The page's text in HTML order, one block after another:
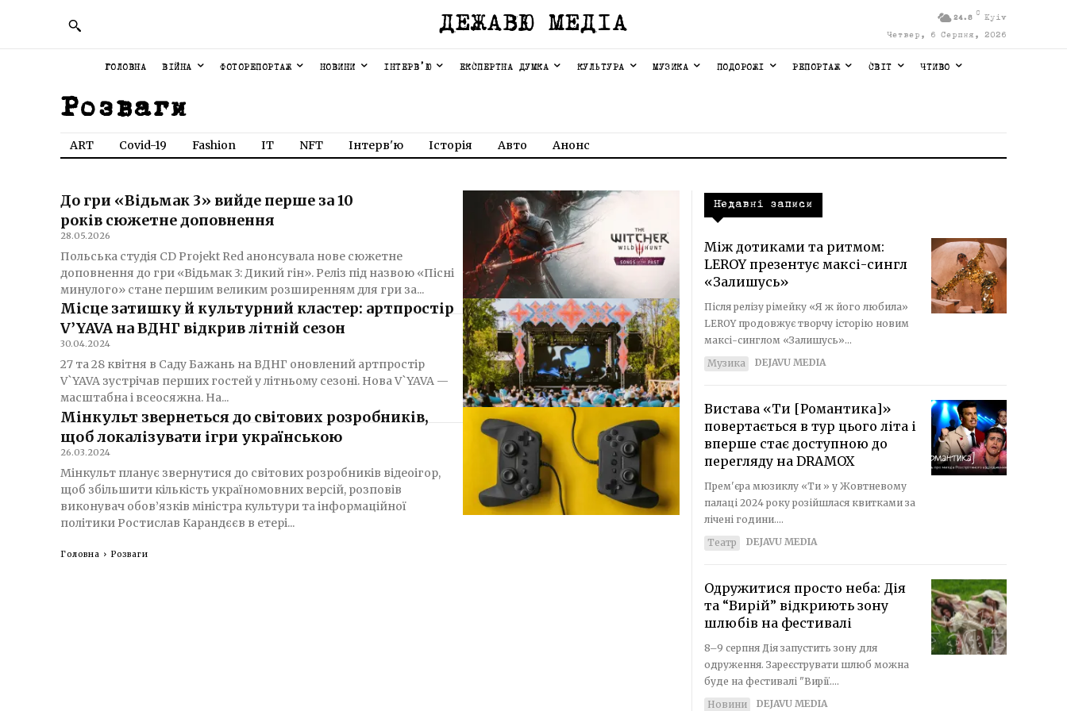
ДЕЖАВЮ МЕДІА 24.8
C
Kyiv
Четвер, 6 Серпня, 2026
ГОЛОВНА ВІЙНА ФОТОРЕПОРТАЖ НОВИНИ ІНТЕРВ’Ю ЕКСПЕРТНА ДУМКА КУЛЬТУРА МУЗИКА ПОДОРОЖІ РЕПОРТАЖ СВІТ ЧТИВО
Розваги
ART Covid-19 Fashion IT NFT Інтерв'ю Історія Авто Анонс
До гри «Відьмак 3» вийде перше за 10
років сюжетне доповнення
28.05.2026
Польська студія CD Projekt Red анонсувала нове сюжетне
доповнення до гри «Відьмак 3: Дикий гін». Реліз під назвою «Пісні
минулого» стане першим великим розширенням для гри за...
Місце затишку й культурний кластер: артпростір
V’YAVA на ВДНГ відкрив літній сезон
30.04.2024
27 та 28 квітня в Саду Бажань на ВДНГ оновлений артпростір
V`YAVA зустрічав перших гостей у літньому сезоні. Нова V`YAVA —
масштабна і всеосяжна. На...
Мінкульт звернеться до світових розробників,
щоб локалізувати ігри українською
26.03.2024
Мінкульт планує звернутися до світових розробників відеоігор,
щоб збільшити кількість україномовних версій, розповів
виконувач обов’язків міністра культури та інформаційної
політики Ростислав Карандєєв в етері...
Головна Розваги
Недавні записи
Між дотиками та ритмом:
LEROY презентує максі-сингл
«Залишусь»
Після релізу рімейку «Я ж його любила»
LEROY продовжує творчу історію новим
максі-синглом «Залишусь»...
Музика
DEJAVU MEDIA
Вистава «Ти [Романтика]»
повертається в тур цього літа і
вперше стає доступною до
перегляду на DRAMOX
Прем'єра мюзиклу «Ти » у Жовтневому
палаці 2024 року розійшлася квитками за
лічені години....
Театр
DEJAVU MEDIA
Одружитися просто неба: Дія
та “Вирій” відкриють зону
шлюбів на фестивалі
8–9 серпня Дія запустить зону для
одруження. Зареєструвати шлюб можна
буде на фестивалі "Вирії....
Новини
DEJAVU MEDIA